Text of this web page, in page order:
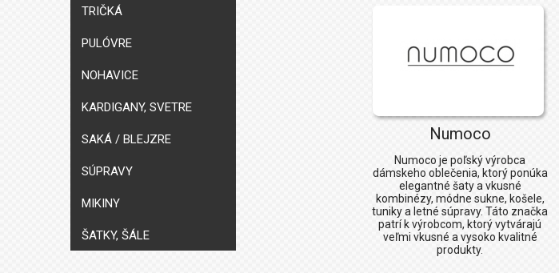
TRIČKÁ
PULÓVRE
NOHAVICE
KARDIGANY, SVETRE
SAKÁ / BLEJZRE
SÚPRAVY
MIKINY
ŠATKY, ŠÁLE
Numoco
Numoco je poľský výrobca
dámskeho oblečenia, ktorý ponúka
elegantné šaty a vkusné
kombinézy, módne sukne, košele,
tuniky a letné súpravy. Táto značka
patrí k výrobcom, ktorý vytvárajú
veľmi vkusné a vysoko kvalitné
produkty.